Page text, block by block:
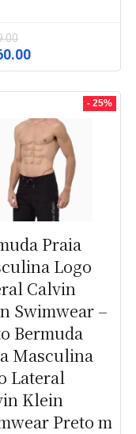
O
preço
R$160.00.
- 25%
Praia
Logo
Calvin
Swimwear –
Bermuda
Masculina
Lateral
Klein
Preto m